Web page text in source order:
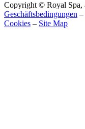
Copyright © Royal Spa,
Geschäftsbedingungen –
Cookies – Site Map